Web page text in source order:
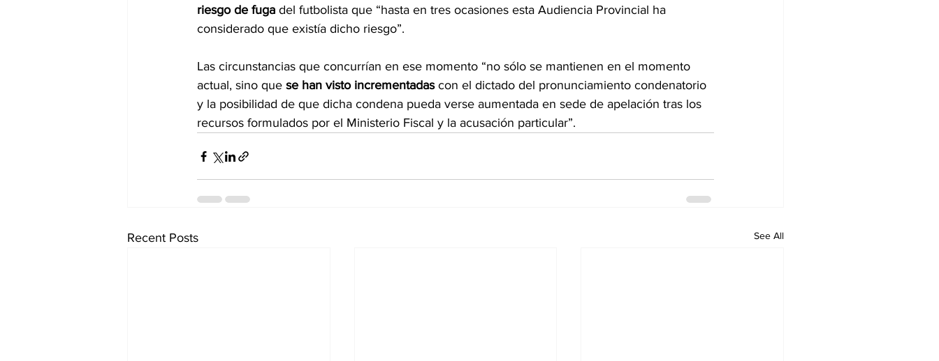
riesgo de fuga del futbolista que “hasta en tres ocasiones esta Audiencia Provincial ha
considerado que existía dicho riesgo”.
Las circunstancias que concurrían en ese momento “no sólo se mantienen en el momento
actual, sino que se han visto incrementadas con el dictado del pronunciamiento condenatorio
y la posibilidad de que dicha condena pueda verse aumentada en sede de apelación tras los
recursos formulados por el Ministerio Fiscal y la acusación particular”.
Recent Posts See All